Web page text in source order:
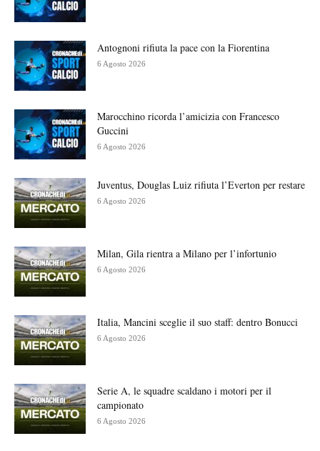
Antognoni rifiuta la pace con la Fiorentina
6 Agosto 2026
Marocchino ricorda l’amicizia con Francesco
Guccini
6 Agosto 2026
Juventus, Douglas Luiz rifiuta l’Everton per restare
6 Agosto 2026
Milan, Gila rientra a Milano per l’infortunio
6 Agosto 2026
Italia, Mancini sceglie il suo staff: dentro Bonucci
6 Agosto 2026
Serie A, le squadre scaldano i motori per il
campionato
6 Agosto 2026